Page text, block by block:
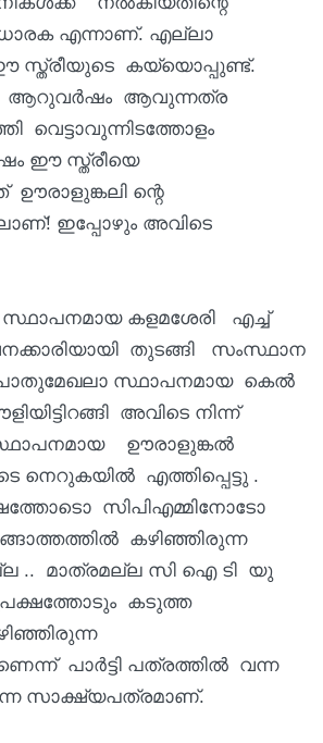
എന്നാണ്. എല്ലാ
സ്ത്രീയുടെ കയ്യൊപ്പുണ്ട്.
ആറുവർഷം ആവുന്നത്ര
വെട്ടാവുന്നിടത്തോളം
ഈ സ്ത്രീയെ
ഊരാളുങ്കലി ന്റെ
ഇപ്പോഴും അവിടെ
സ്ഥാപനമായ കളമശേരി എച്ച്
തുടങ്ങി സംസ്ഥാന
സ്ഥാപനമായ കെൽ
അവിടെ നിന്ന്
ഊരാളുങ്കൽ
നെറുകയിൽ എത്തിപ്പെട്ടു .
സിപിഎമ്മിനോടോ
കഴിഞ്ഞിരുന്ന
.. മാത്രമല്ല സി ഐ ടി യു
കടുത്ത
പാർട്ടി പത്രത്തിൽ വന്ന
സാക്ഷ്യപത്രമാണ്.